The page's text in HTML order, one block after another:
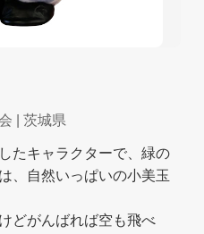
| 茨城県
たキャラクターで、緑の
、自然いっぱいの小美玉
どがんばれば空も飛べ